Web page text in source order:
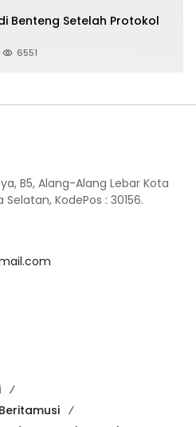
Benteng Setelah Protokol
6551
B5, Alang-Alang Lebar Kota
KodePos : 30156.